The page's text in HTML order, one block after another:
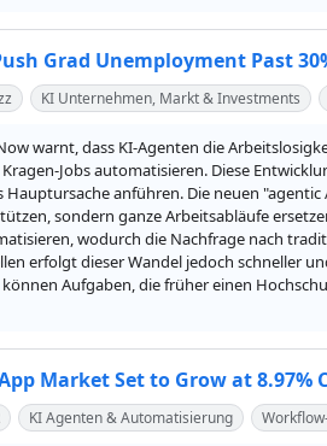
Grad Unemployment Past
KI Unternehmen, Markt & Investments
warnt, dass KI-Agenten die
Jobs automatisieren. Diese
Hauptursache anführen. Die neuen
sondern ganze Arbeitsabläufe
wodurch die Nachfrage nach
erfolgt dieser Wandel jedoch schneller
Aufgaben, die früher einen
Market Set to Grow at 8.97%
KI Agenten & Automatisierung